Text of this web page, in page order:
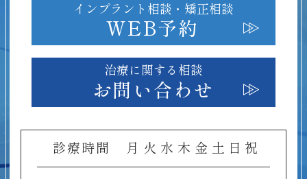
インプラント相談・ 矯正相談
WEB予約
治療に関する相談
お問い合わせ
診療時間 月 火 水 木 金 土 日 祝